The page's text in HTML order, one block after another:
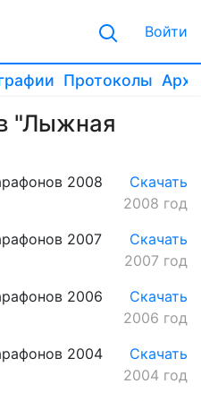
Войти
Протоколы
"Лыжная
2008
Скачать
2008 год
2007
Скачать
2007 год
2006
Скачать
2006 год
2004
Скачать
2004 год